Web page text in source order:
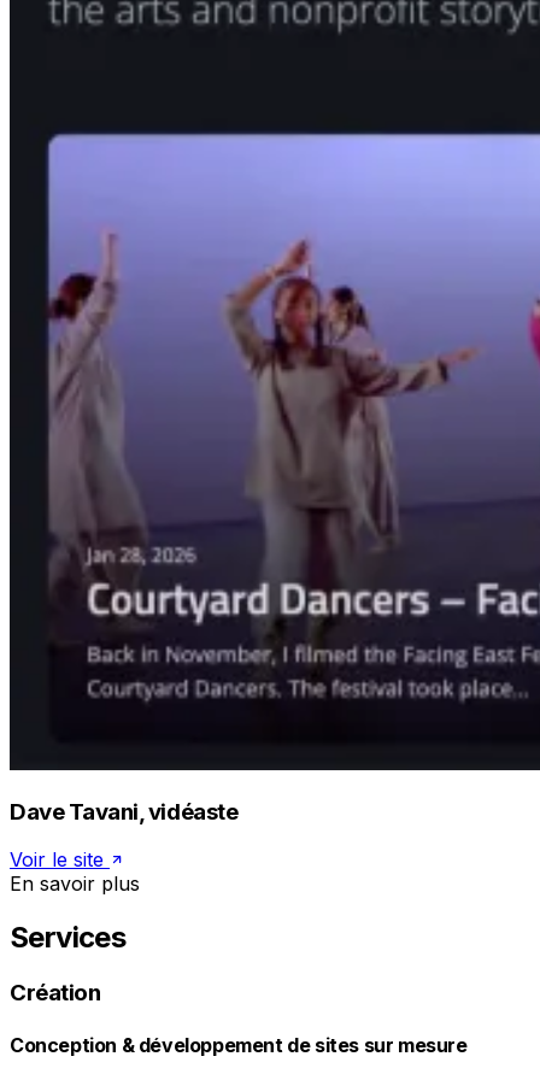
Dave Tavani, vidéaste
Voir le site
En savoir plus
Services
Création
Conception & développement de sites sur mesure